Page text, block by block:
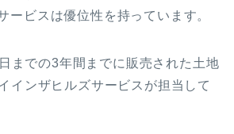
ービスは優位性を持っています。
日までの3年間までに販売された土地
インザヒルズサービスが担当して